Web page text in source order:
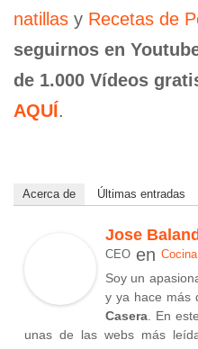
natillas y Recetas de
seguirnos en
de 1.000 Vídeos
AQUÍ.
Acerca de Últimas entradas
Jose
CEO en
Soy un
y ya hace más
Casera . En
unas de las webs más